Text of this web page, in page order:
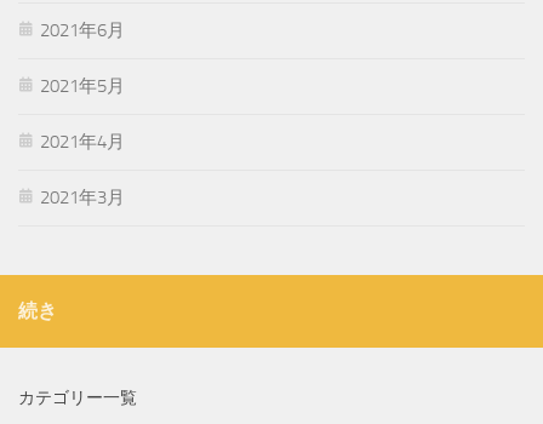
2021年6月
2021年5月
2021年4月
2021年3月
続き
カテゴリー一覧